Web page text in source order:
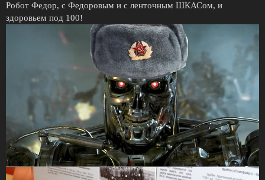
Робот Федор, с Федоровым и с ленточным ШКАСом, и
здоровьем под 100!